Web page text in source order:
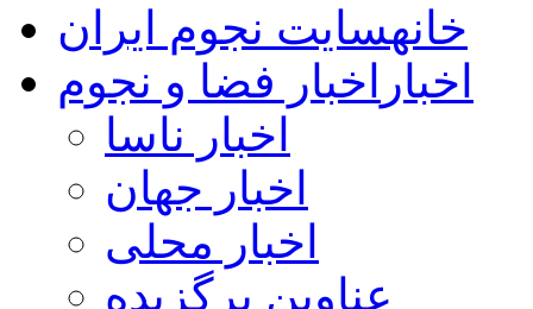
خانهسایت نجوم ایران
اخبار اخبار فضا و نجوم
اخبار ناسا
اخبار جهان
اخبار محلی
عناوین برگزیده